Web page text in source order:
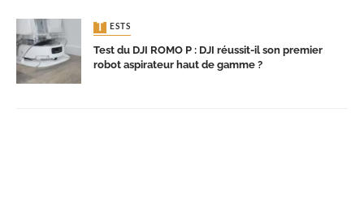
TESTS
Test du DJI ROMO P : DJI réussit-il son premier
robot aspirateur haut de gamme ?